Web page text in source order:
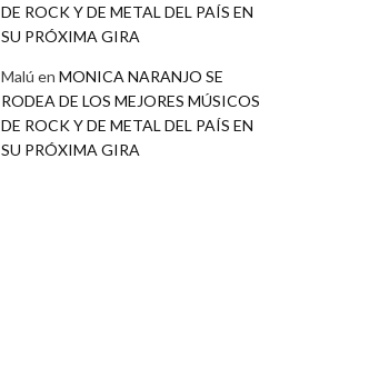
DE ROCK Y DE METAL DEL PAÍS EN
SU PRÓXIMA GIRA
Malú en MONICA NARANJO SE
RODEA DE LOS MEJORES MÚSICOS
DE ROCK Y DE METAL DEL PAÍS EN
SU PRÓXIMA GIRA